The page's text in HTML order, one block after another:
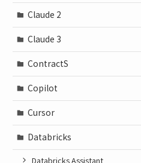
Claude 2
Claude 3
ContractS
Copilot
Cursor
Databricks
Databricks Assistant